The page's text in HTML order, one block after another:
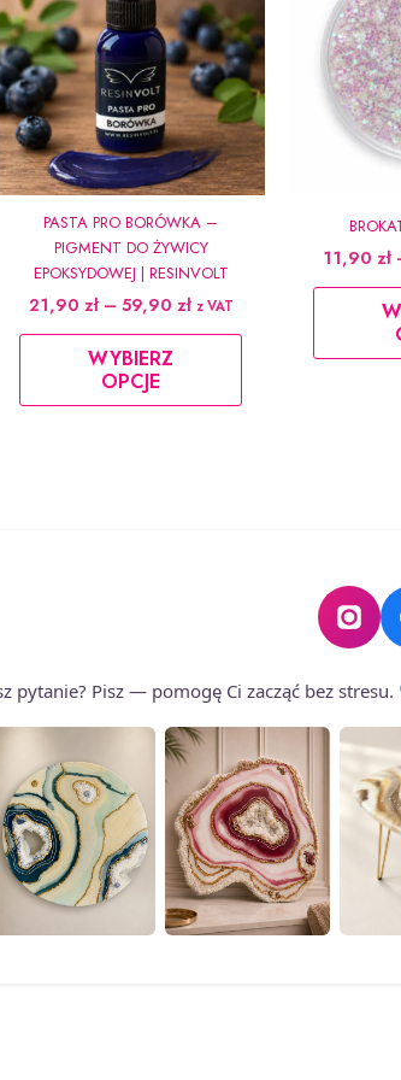
PASTA PRO BORÓWKA –
PIGMENT DO ŻYWICY
EPOKSYDOWEJ | RESINVOLT
21,90 zł – 59,90 złZakres
59,90 zł
z VAT
WYBIERZ
OPCJE
Ten
ma
11,90 zł
pytanie? Pisz — pomogę Ci zacząć bez stresu.